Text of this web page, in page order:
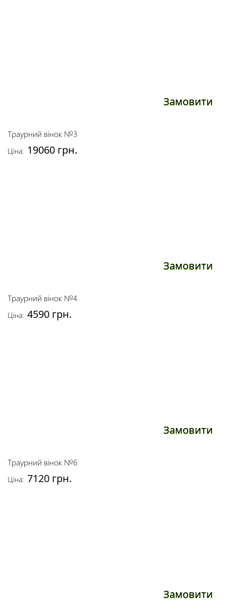
Замовити
Траурний вінок №3
Ціна: 19060 грн.
Замовити
Траурний вінок №4
Ціна: 4590 грн.
Замовити
Траурний вінок №6
Ціна: 7120 грн.
Замовити